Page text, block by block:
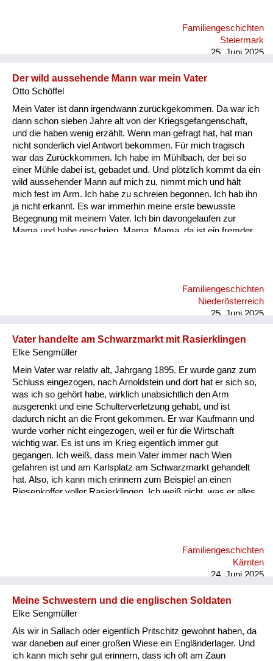
Seppling-Karndorf haben sich die Bauern dann getroffen, weil
er war der der höchstgelegene Bauernhof, am nächs...
Familiengeschichten
Steiermark
25. Juni 2025
Der wild aussehende Mann war mein Vater
Otto Schöffel
Mein Vater ist dann irgendwann zurückgekommen. Da war ich
dann schon sieben Jahre alt von der Kriegsgefangenschaft,
und die haben wenig erzählt. Wenn man gefragt hat, hat man
nicht sonderlich viel Antwort bekommen. Für mich tragisch
war das Zurückkommen. Ich habe im Mühlbach, der bei so
einer Mühle dabei ist, gebadet und. Und plötzlich kommt da ein
wild aussehender Mann auf mich zu, nimmt mich und hält
mich fest im Arm. Ich habe zu schreien begonnen. Ich hab ihn
ja nicht erkannt. Es war immerhin meine erste bewusste
Begegnung mit meinem Vater. Ich bin davongelaufen zur
Mama und habe geschrien, Mama, Mama, da ist ein fremder
Ich bin nur leider dann mit zehn Jahren schon in ein
Klosterinternat gekommen, weil ich ja was studieren sollte und
Familiengeschichten
Niederösterreich
25. Juni 2025
Vater handelte am Schwarzmarkt mit Rasierklingen
Elke Sengmüller
Mein Vater war relativ alt, Jahrgang 1895. Er wurde ganz zum
Schluss eingezogen, nach Arnoldstein und dort hat er sich so,
was ich so gehört habe, wirklich unabsichtlich den Arm
ausgerenkt und eine Schulterverletzung gehabt, und ist
dadurch nicht an die Front gekommen. Er war Kaufmann und
wurde vorher nicht eingezogen, weil er für die Wirtschaft
wichtig war. Es ist uns im Krieg eigentlich immer gut
gegangen. Ich weiß, dass mein Vater immer nach Wien
gefahren ist und am Karlsplatz am Schwarzmarkt gehandelt
hat. Also, ich kann mich erinnern zum Beispiel an einen
Riesenkoffer voller Rasierklingen. Ich weiß nicht, was er alles
Familiengeschichten
Kärnten
24. Juni 2025
Meine Schwestern und die englischen Soldaten
Elke Sengmüller
Als wir in Sallach oder eigentlich Pritschitz gewohnt haben, da
war daneben auf einer großen Wiese ein Engländerlager. Und
ich kann mich sehr gut erinnern, dass ich oft am Zaun